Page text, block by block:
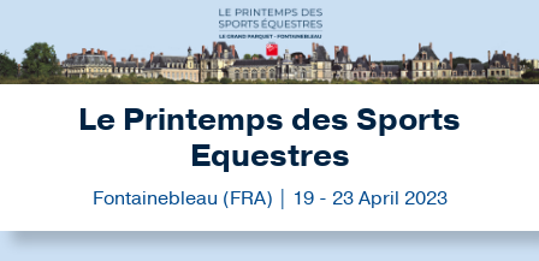
Le Printemps des Sports
Equestres
Fontainebleau (FRA) | 19 - 23 April 2023